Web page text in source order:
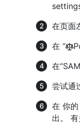
在页面
在 “
在
尝试通
在 你
出。